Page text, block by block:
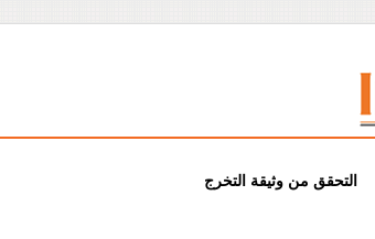
التحقق من وثيقة التخرج